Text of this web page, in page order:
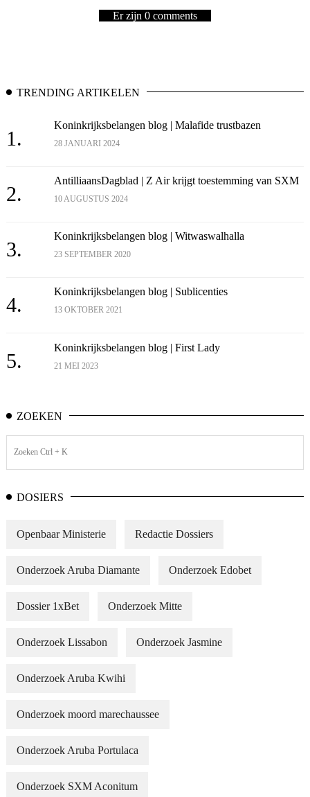
Er zijn 0 comments
TRENDING ARTIKELEN
1.
Koninkrijksbelangen blog | Malafide trustbazen
28 JANUARI 2024
2.
AntilliaansDagblad | Z Air krijgt toestemming van SXM
10 AUGUSTUS 2024
3.
Koninkrijksbelangen blog | Witwaswalhalla
23 SEPTEMBER 2020
4.
Koninkrijksbelangen blog | Sublicenties
13 OKTOBER 2021
5.
Koninkrijksbelangen blog | First Lady
21 MEI 2023
ZOEKEN
DOSIERS
Openbaar Ministerie Redactie Dossiers
Onderzoek Aruba Diamante Onderzoek Edobet
Dossier 1xBet Onderzoek Mitte
Onderzoek Lissabon Onderzoek Jasmine
Onderzoek Aruba Kwihi
Onderzoek moord marechaussee
Onderzoek Aruba Portulaca
Onderzoek SXM Aconitum